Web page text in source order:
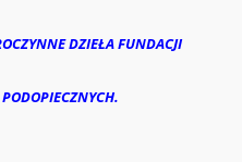
DZIEŁA FUNDACJI